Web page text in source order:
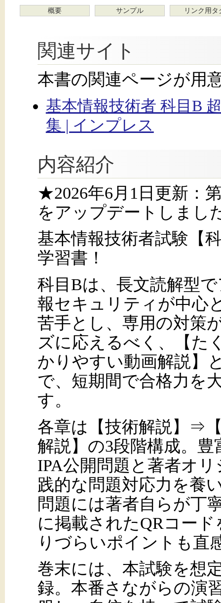
概要 サンプル リンク用タ
関連サイト
本書の関連ページが用
基本情報技術者 科目B
集 | インプレス
内容紹介
★2026年6月1日更新：
をアップデートしまし
基本情報技術者試験【
学習書！
科目Bは、長文読解型
報セキュリティが中心
苦手とし、専用の対策
ズに応えるべく、【た
かりやすい動画解説】
で、短期間で合格力を
す。
各章は【技術解説】⇒
解説】の3段階構成。
IPA公開問題と著者オ
践的な問題対応力を養
問題には著者自らが丁
に掲載されたQRコー
りづらいポイントも直
巻末には、本試験を想
録。本番さながらの演